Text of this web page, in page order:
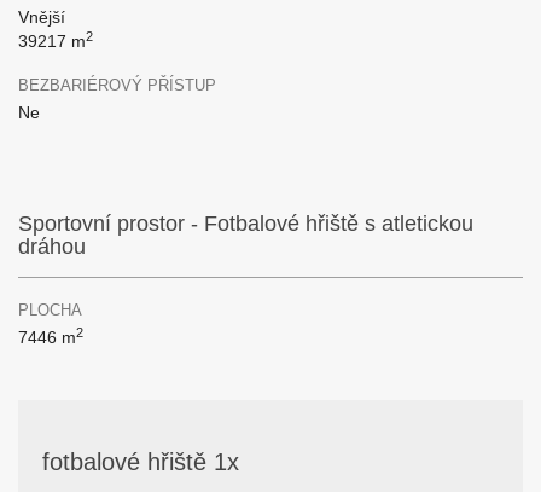
Vnější
39217 m2
BEZBARIÉROVÝ PŘÍSTUP
Ne
Sportovní prostor - Fotbalové hřiště s atletickou
dráhou
PLOCHA
7446 m2
fotbalové hřiště 1x